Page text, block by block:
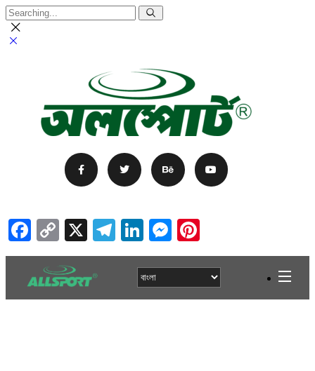
Facebook
Copy
Link
X Telegram
LinkedIn
Messenger